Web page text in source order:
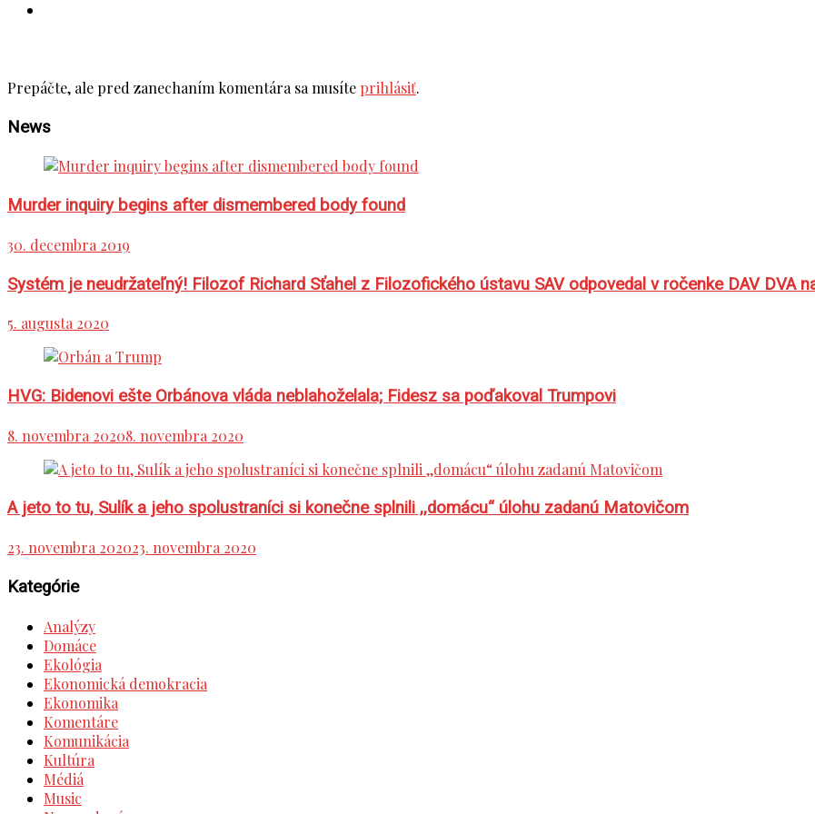
Prepáčte, ale pred zanechaním komentára sa musíte prihlásiť.
News
Murder inquiry begins after dismembered body found
30. decembra 2019
Systém je neudržateľný! Filozof Richard Sťahel z Filozofického ústavu SAV odpovedal v ročenke DAV DVA
5. augusta 2020
HVG: Bidenovi ešte Orbánova vláda neblahoželala; Fidesz sa poďakoval Trumpovi
8. novembra 20208. novembra 2020
A jeto to tu, Sulík a jeho spolustraníci si konečne splnili ,,domácu“ úlohu zadanú Matovičom
23. novembra 202023. novembra 2020
Kategórie
Analýzy
Domáce
Ekológia
Ekonomická demokracia
Ekonomika
Komentáre
Komunikácia
Kultúra
Médiá
Music